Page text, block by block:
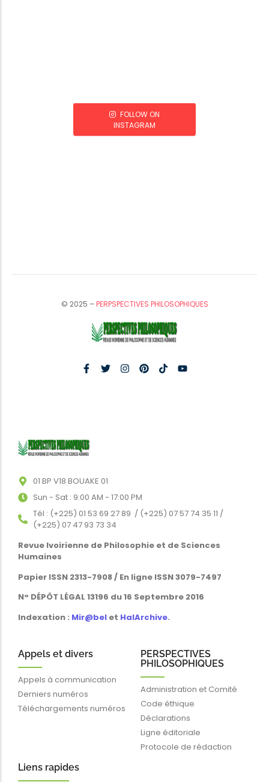
FOLLOW ON
INSTAGRAM
© 2025 –PERPSPECTIVES PHILOSOPHIQUES
01 BP V18 BOUAKE 01
Sun - Sat : 9:00 AM - 17:00 PM
Tél : (+225) 01 53 69 27 89 / (+225) 07 57 74 35 11 /
(+225) 07 47 93 73 34
Revue Ivoirienne de Philosophie et de Sciences
Humaines
Papier ISSN 2313-7908 / En ligne ISSN 3079-7497
N° DÉPÔT LÉGAL 13196 du 16 Septembre 2016
Indexation : Mir@bel et HalArchive.
Appels et divers
Appels à communication
Derniers numéros
Téléchargements numéros
PERSPECTIVES
PHILOSOPHIQUES
Administration et Comité
Code éthique
Déclarations
Ligne éditoriale
Protocole de rédaction
Liens rapides